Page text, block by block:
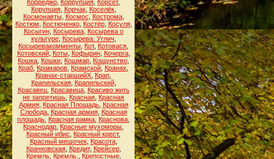
Корреджо Коррупция Корсет,
Корупция, Корчак, Коселёк,
Космонавты, Космос Кострома,
Костюм
Костюченко, Костёр, Косуля,
Косыгин, Косырева, Косырева о
культуре, Косырева. Углич
Косыревакомменты Кот, Котовася
Котовский, Коты, Кофырин, Кочерга,
Кошка Кошки Кошмар Кощунство
Краб Крамаров Крамской Кранах
Кранах-старшийХ Крап
Крапильская, Крапильский,
Красавец, Красавица, Красиво жить
не запретишь Красная Красная
Армия, Красная Площадь, Красная
Слобода, Красная армия, Красная
площадь Красная рамка Краснова
Краснодар Красные мухоморы
Красный ибис
Красный крест,
Красный мешочек, Красота,
Крачковская, Кредит, Крейсер,
Кремль, Кремль. Крепостные,